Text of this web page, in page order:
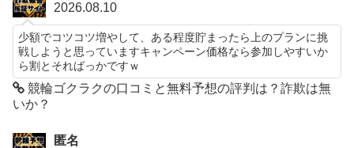
2026.08.10
少額でコツコツ増やして、ある程度貯まったら上のプランに挑
戦しようと思っていますキャンペーン価格なら参加しやすいか
ら割とそればっかですｗ
競輪ゴクラクの口コミと無料予想の評判は？詐欺は無
いか？
匿名